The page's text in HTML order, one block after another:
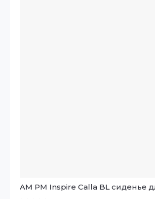
AM PM Inspire Calla BL сиденье